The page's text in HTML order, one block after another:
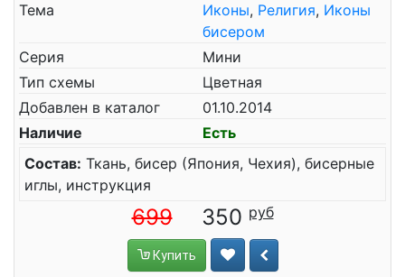
Тема
Иконы, Религия, Иконы
бисером
Серия
Мини
Тип схемы
Цветная
Добавлен в каталог
01.10.2014
Наличие
Есть
Состав: Ткань, бисер (Япония, Чехия), бисерные
иглы, инструкция
699 350
Купить